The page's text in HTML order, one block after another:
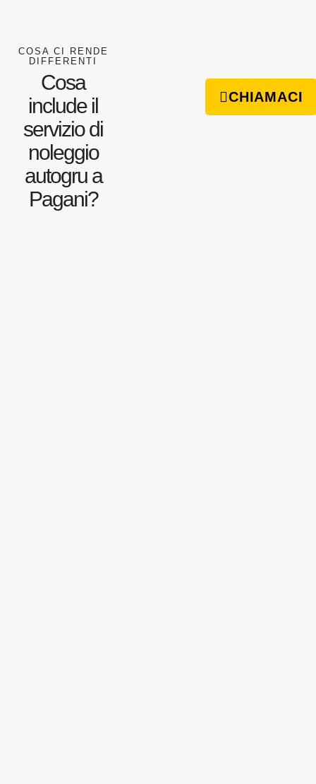
COSA CI RENDE
DIFFERENTI
Cosa
include il
servizio di
noleggio
autogru a
Pagani?
CHIAMACI